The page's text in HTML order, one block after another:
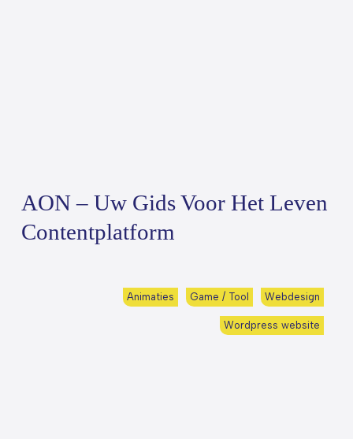
AON – Uw Gids Voor Het Leven
Contentplatform
Animaties Game / Tool Webdesign
Wordpress website